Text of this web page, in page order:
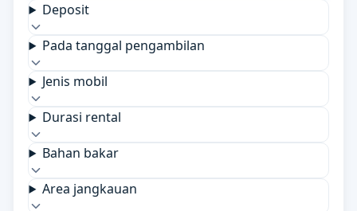
Deposit
Pada tanggal pengambilan
Jenis mobil
Durasi rental
Bahan bakar
Area jangkauan